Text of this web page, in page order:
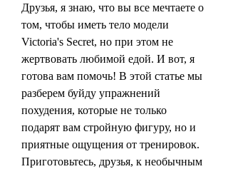
Друзья, я знаю, что вы все мечтаете о
том, чтобы иметь тело модели
Victoria's Secret, но при этом не
жертвовать любимой едой. И вот, я
готова вам помочь! В этой статье мы
разберем буйду упражнений
похудения, которые не только
подарят вам стройную фигуру, но и
приятные ощущения от тренировок.
Приготовьтесь, друзья, к необычным